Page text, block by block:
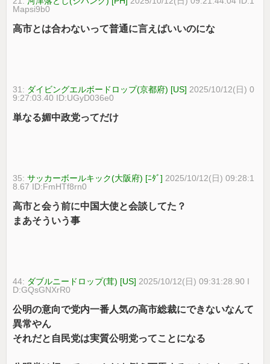
Mapsi9b0
高市とは合わないって普通に言えばいいのにな
31: ダイビングエルボードロップ(京都府) [US] 2025/10/12(日) 0
9:27:03.40 ID:UGyD036e0
単なる媚中政党ってだけ
35:サッカーボールキック(大阪府) [ﾆﾀﾞ] 2025/10/12(日) 09:28:1
8.67 ID:FmHTf8rn0
高市と会う前に中国大使と会談してた？
まあそういう事
44: ダブルニードロップ(茸) [US] 2025/10/12(日) 09:31:28.90 I
D:GQsGNXrR0
公明の意向で党内一番人気の高市総裁にできないなんて
異常やん
それだと自民党は実質公明党ってことになる